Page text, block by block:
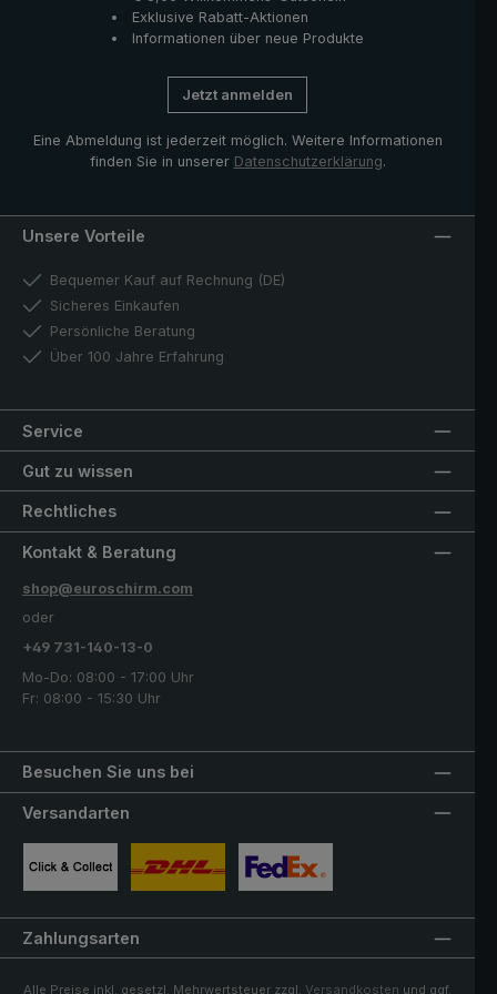
Exklusive Rabatt-Aktionen
Informationen über neue Produkte
Jetzt anmelden
Eine Abmeldung ist jederzeit möglich. Weitere Informationen
finden Sie in unserer Datenschutzerklärung.
Unsere Vorteile
Bequemer Kauf auf Rechnung (DE)
Sicheres Einkaufen
Persönliche Beratung
Über 100 Jahre Erfahrung
Service
Gut zu wissen
Rechtliches
Besuchen Sie uns bei
Kontakt & Beratung
shop@euroschirm.com
oder
+49 731-140-13-0
Mo-Do: 08:00 - 17:00 Uhr
Fr: 08:00 - 15:30 Uhr
Versandarten
Zahlungsarten
Alle Preise inkl. gesetzl. Mehrwertsteuer zzgl. Versandkosten und ggf.